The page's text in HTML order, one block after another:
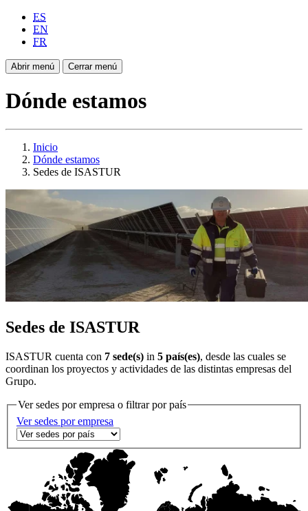
ES
EN
FR
Abrir menú Cerrar menú
Dónde estamos
Inicio
Dónde estamos
Sedes de ISASTUR
Sedes de ISASTUR
ISASTUR cuenta con 7 sede(s) in 5 país(es), desde las cuales se
coordinan los proyectos y actividades de las distintas empresas del
Grupo.
Ver sedes por empresa o filtrar por país
Ver sedes por empresa